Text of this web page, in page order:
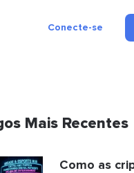
Conecte-se
Mais Recentes
Como as